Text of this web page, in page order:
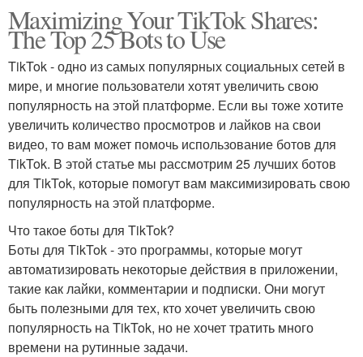
Maximizing Your TikTok Shares:
The Top 25 Bots to Use
TikTok - одно из самых популярных социальных сетей в
мире, и многие пользователи хотят увеличить свою
популярность на этой платформе. Если вы тоже хотите
увеличить количество просмотров и лайков на свои
видео, то вам может помочь использование ботов для
TikTok. В этой статье мы рассмотрим 25 лучших ботов
для TikTok, которые помогут вам максимизировать свою
популярность на этой платформе.
Что такое боты для TikTok?
Боты для TikTok - это программы, которые могут
автоматизировать некоторые действия в приложении,
такие как лайки, комментарии и подписки. Они могут
быть полезными для тех, кто хочет увеличить свою
популярность на TikTok, но не хочет тратить много
времени на рутинные задачи.